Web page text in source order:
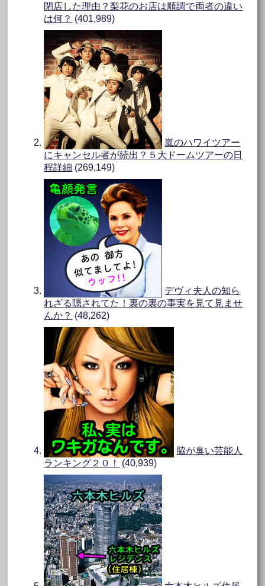
閉店した理由？梨花のお店は順調で両者の違い
は何？ (401,989)
嵐のハワイツアー
にキャンセル者が続出？５大ドームツアーの日
程詳細 (269,149)
デヴィ夫人の知ら
れざる隠されてた！裏の裏の事実を見て見ませ
んか？ (48,262)
脇が臭い芸能人
ランキング２０！
(40,939)